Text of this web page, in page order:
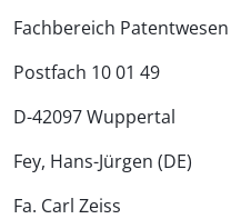
Fachbereich Patentwesen
Postfach 10 01 49
D-42097 Wuppertal
Fey, Hans-Jürgen (DE)
Fa. Carl Zeiss